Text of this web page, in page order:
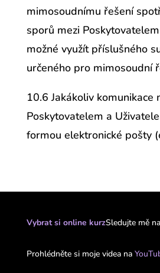
mimosoudnímu řešení
sporů mezi
možné využít příslušného
určeného pro mimosoudní
10.6 Jakákoliv komunikace
Poskytovatelem a
formou elektronické pošty
Vybrat si online kurzSledujte mě na
Prohlédněte si moje videa na